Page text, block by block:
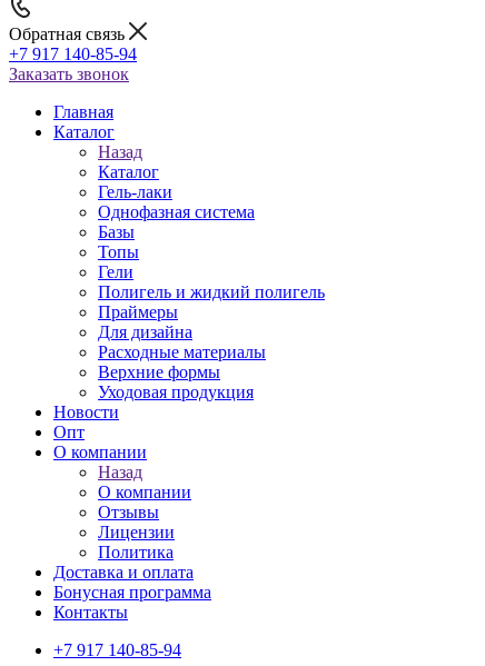
Обратная связь
+7 917 140-85-94
Заказать звонок
Главная
Каталог
Назад
Каталог
Гель-лаки
Однофазная система
Базы
Топы
Гели
Полигель и жидкий полигель
Праймеры
Для дизайна
Расходные материалы
Верхние формы
Уходовая продукция
Новости
Опт
О компании
Назад
О компании
Отзывы
Лицензии
Политика
Доставка и оплата
Бонусная программа
Контакты
+7 917 140-85-94